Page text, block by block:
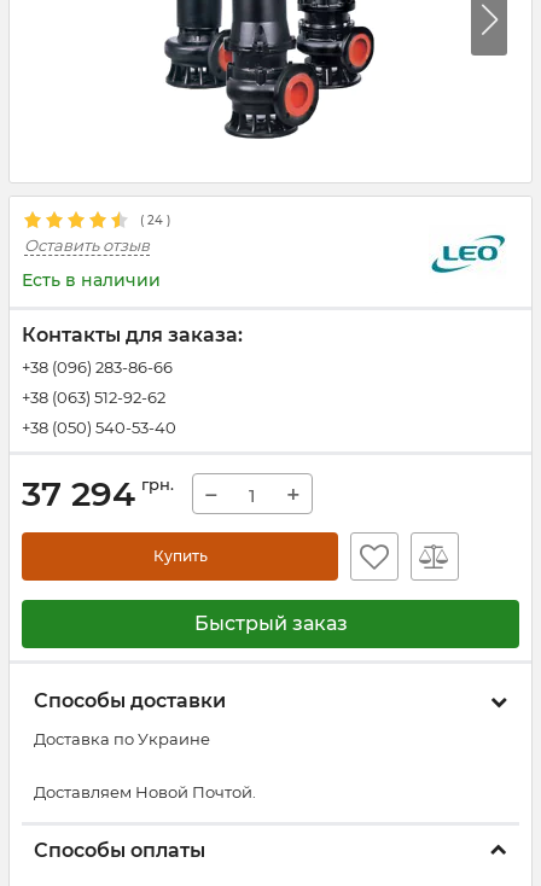
( 24 )
Оставить отзыв
Есть в наличии
Контакты для заказа:
+38 (096) 283-86-66
+38 (063) 512-92-62
+38 (050) 540-53-40
37 294 грн. − +
Купить
Быстрый заказ
Способы доставки
Доставка по Украине
Доставляем Новой Почтой.
Способы оплаты